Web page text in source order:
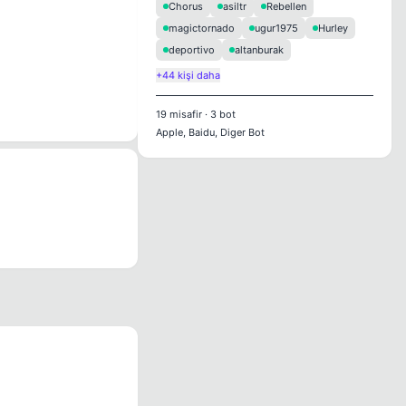
Chorus asiltr
Rebellen
magictornado
ugur1975
Hurley
deportivo
altanburak
+44 kişi daha
19 misafir · 3 bot
Apple, Baidu, Diger Bot